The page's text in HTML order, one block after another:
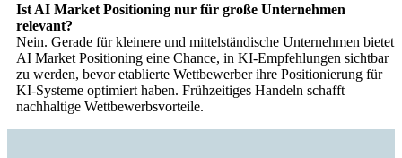
Ist AI Market Positioning nur für große Unternehmen
relevant?
Nein. Gerade für kleinere und mittelständische Unternehmen bietet
AI Market Positioning eine Chance, in KI-Empfehlungen sichtbar
zu werden, bevor etablierte Wettbewerber ihre Positionierung für
KI-Systeme optimiert haben. Frühzeitiges Handeln schafft
nachhaltige Wettbewerbsvorteile.